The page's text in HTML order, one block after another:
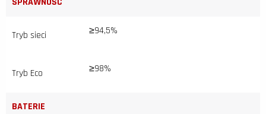
Tryb sieci ≥94,5%
Tryb Eco ≥98%
BATERIE